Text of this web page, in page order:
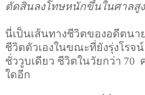
ตัดสินลงโทษหนักขึ้นในศาลสูง
นี่เป็นเส้นทางชีวิตของอดีตนา
ชีวิตตัวเองในขณะที่ยังรุ่งโรจ
ชั่ววูบเดียว ชีวิตในวัยกว่า 70
ใดอีก